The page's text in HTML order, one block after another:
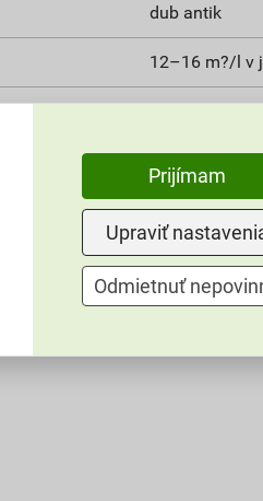
dub antik
12–16 m?/l v
valčekom,
Prijímam
Upraviť
Odmietnuť